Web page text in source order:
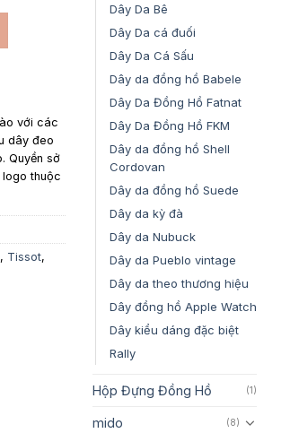
Green - Dây Da Cá Sấu Màu Đen số
với các
dây đeo
Quyền sở
logo thuộc
, Tissot,
Dây Da Bê
Dây Da cá đuối
Dây Da Cá Sấu
Dây da đồng hồ Babele
Dây Da Đồng Hồ Fatnat
Dây Da Đồng Hồ FKM
Dây da đồng hồ Shell
Cordovan
Dây da đồng hồ Suede
Dây da kỳ đà
Dây da Nubuck
Dây da Pueblo vintage
Dây da theo thương hiệu
Dây đồng hồ Apple Watch
Dây kiểu dáng đặc biệt
Rally
Hộp Đựng Đồng Hồ (1)
mido (8)